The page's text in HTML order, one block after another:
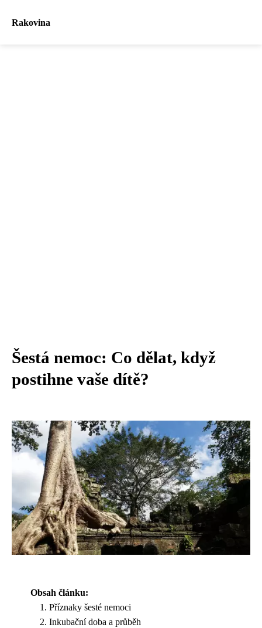
Rakovina
Šestá nemoc: Co dělat, když
postihne vaše dítě?
Obsah článku:
Příznaky šesté nemoci
Inkubační doba a průběh